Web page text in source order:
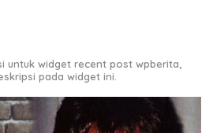
untuk widget recent post wpberita,
pada widget ini.